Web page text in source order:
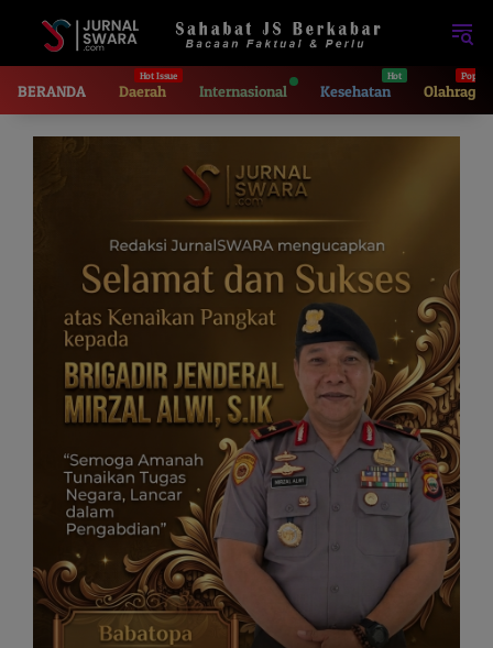
BERANDA Daerah Internasional Kesehatan Olahraga